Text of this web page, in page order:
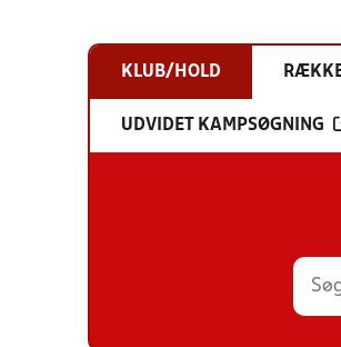
KLUB/HOLD
UDVIDET KAMPSØGNING